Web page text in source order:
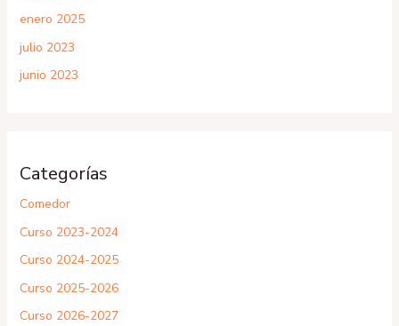
enero 2025
julio 2023
junio 2023
Categorías
Comedor
Curso 2023-2024
Curso 2024-2025
Curso 2025-2026
Curso 2026-2027